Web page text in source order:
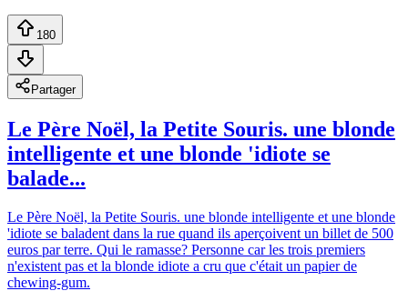
180
Partager
Le Père Noël, la Petite Souris. une blonde
intelligente et une blonde 'idiote se
balade...
Le Père Noël, la Petite Souris. une blonde intelligente et une blonde
'idiote se baladent dans la rue quand ils aperçoivent un billet de 500
euros par terre. Qui le ramasse? Personne car les trois premiers
n'existent pas et la blonde idiote a cru que c'était un papier de
chewing-gum.